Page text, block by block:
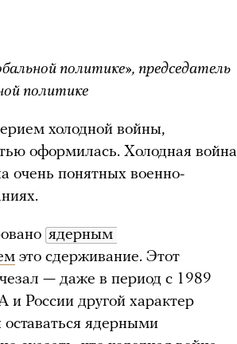
политике», председатель
политике
холодной войны,
оформилась. Холодная война
очень понятных военно-
ядерным
это сдерживание. Этот
— даже в период с 1989
и России другой характер
ядерными